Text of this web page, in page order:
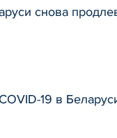
снова
19 в